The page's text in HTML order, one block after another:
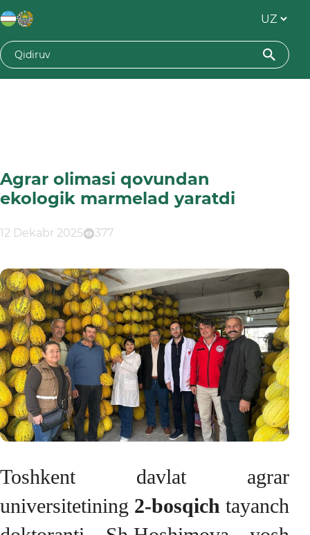
Agrar olimasi qovundan
ekologik marmelad yaratdi
12 Dekabr 2025 377
Toshkent davlat agrar
universitetining 2-bosqich tayanch